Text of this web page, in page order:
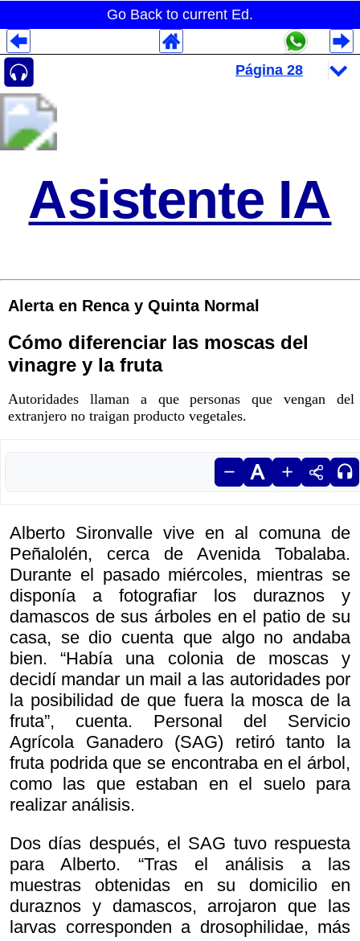
Go Back to current Ed.
Asistente IA
Alerta en Renca y Quinta Normal
Cómo diferenciar las moscas del
vinagre y la fruta
Autoridades llaman a que personas que vengan del
extranjero no traigan producto vegetales.
Alberto Sironvalle vive en al comuna de
Peñalolén, cerca de Avenida Tobalaba.
Durante el pasado miércoles, mientras se
disponía a fotografiar los duraznos y
damascos de sus árboles en el patio de su
casa, se dio cuenta que algo no andaba
bien. “Había una colonia de moscas y
decidí mandar un mail a las autoridades por
la posibilidad de que fuera la mosca de la
fruta”, cuenta. Personal del Servicio
Agrícola Ganadero (SAG) retiró tanto la
fruta podrida que se encontraba en el árbol,
como las que estaban en el suelo para
realizar análisis.
Dos días después, el SAG tuvo respuesta
para Alberto. “Tras el análisis a las
muestras obtenidas en su domicilio en
duraznos y damascos, arrojaron que las
larvas corresponden a drosophilidae, más
Despliegues Analytics
Despliegues Totales
Despliegues por Rubros